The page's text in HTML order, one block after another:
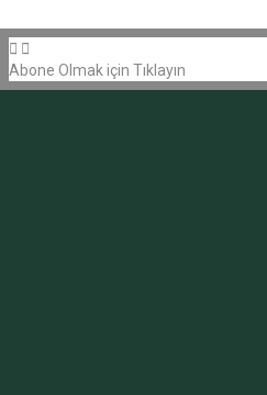
Abone Olmak için Tıklayın